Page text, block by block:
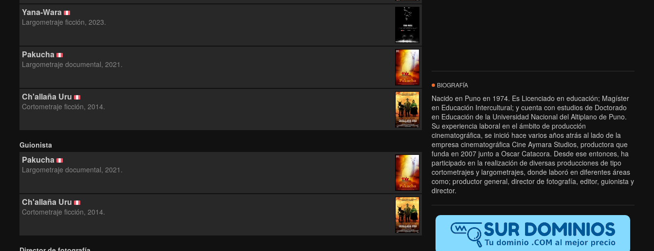
Yana-Wara
Largometraje ficción, 2023.
Pakucha
Largometraje documental, 2021.
Ch'allaña Uru
Cortometraje ficción, 2014.
Guionista
Pakucha
Largometraje documental, 2021.
Ch'allaña Uru
Cortometraje ficción, 2014.
BIOGRAFÍA
Nacido en Puno en 1974. Es Licenciado en educación; Magíster
en Educación Intercultural; y cuenta con estudios de Doctorado
en Educación de la Universidad Nacional del Altiplano de Puno.
Su experiencia laboral en el ámbito de producción
cinematográfica, se inició hace varios años atrás al lado de la
empresa cinematográfica Cine Aymara Studios, productora que
funda en 2007 junto a Oscar Catacora. Desde ese entonces, ha
participado en la realización de diversas producciones de tipo
cortometrajes y largometrajes, donde laboró en diferentes áreas
como; productor general, director de fotografía, editor, guionista y
director.